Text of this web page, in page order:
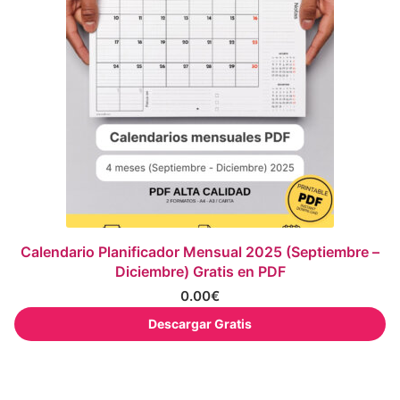
Calendario Planificador Mensual 2025 (Septiembre –
Diciembre) Gratis en PDF
0.00€
Descargar Gratis